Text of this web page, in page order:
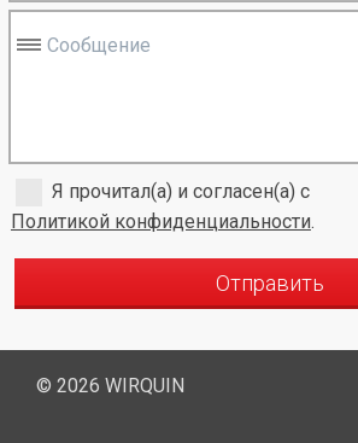
Сообщение
Я прочитал(а) и согласен(а) с
Политикой конфиденциальности.
Отправить
© 2026 WIRQUIN